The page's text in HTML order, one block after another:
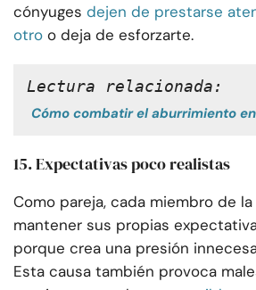
cónyuges dejen de prestarse
otro o deja de esforzarte.
Lectura relacionada:
Cómo combatir el aburrimiento
15. Expectativas poco realistas
Como pareja, cada miembro de
mantener sus propias
porque crea una presión
Esta causa también provoca